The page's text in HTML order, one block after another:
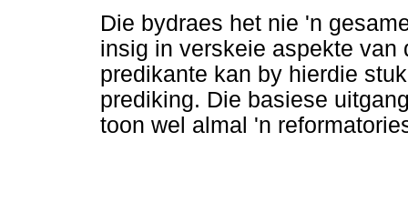
Die bydraes het nie 'n
insig in verskeie aspekte van
predikante kan by hierdie
prediking. Die basiese
toon wel almal 'n